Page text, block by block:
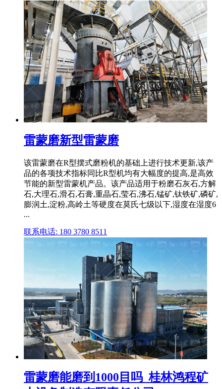
雷蒙磨新型雷蒙磨
该雷蒙磨在R型摆式磨粉机的基础上进行技术更新,该产
品的各项技术指标同比R型机均有大幅度的提高,是高效
节能的新型雷蒙机产品。该产品适用于粉磨石灰石,方解
石,大理石,滑石,石膏,重晶石,莹石,沸石,锰矿,钛铁矿,磷矿,
膨润土,淀粉,高岭土等硬度在莫氏七级以下,湿度在湿度6
...
联系电话: 180 3780 8511
雷蒙磨能磨到1000目吗_桂林鸿程矿